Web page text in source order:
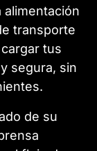
transporte
tus
segura, sin
de su